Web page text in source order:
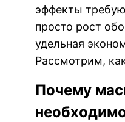
эффекты
просто рост
удельная
Рассмотрим,
Почему